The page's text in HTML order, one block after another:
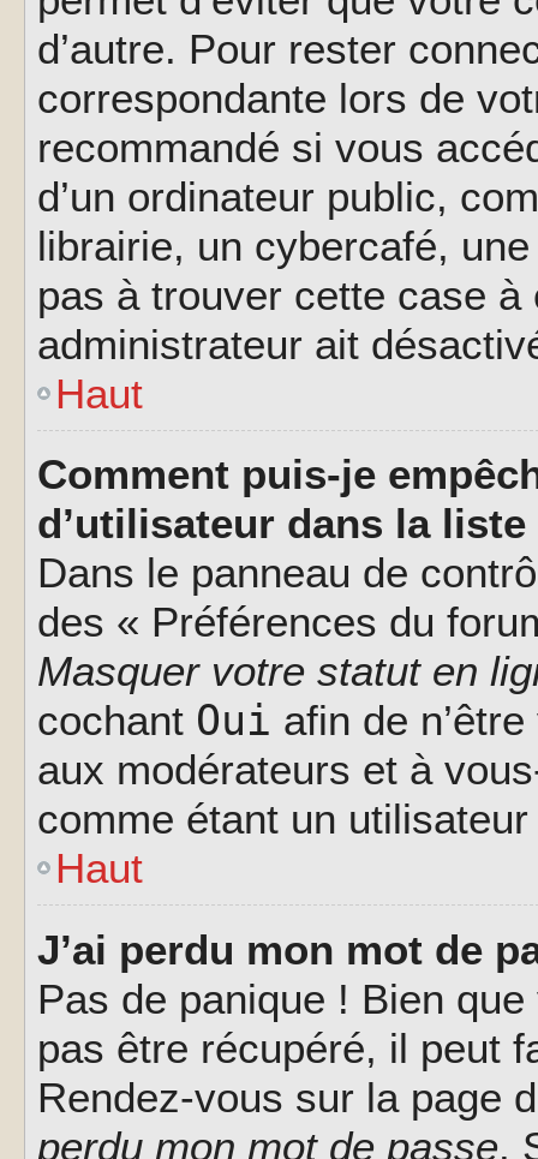
d’autre. Pour rester
correspondante lors de
recommandé si vous
d’un ordinateur public,
librairie, un cybercafé,
pas à trouver cette case à
administrateur ait
Haut
Comment puis-je
d’utilisateur dans la
Dans le panneau de
des « Préférences du
Masquer votre statut en
cochant Oui afin de
aux modérateurs et à
comme étant un
Haut
J’ai perdu mon mot de
Pas de panique ! Bien
pas être récupéré, il peut
Rendez-vous sur la page
perdu mon mot de passe.